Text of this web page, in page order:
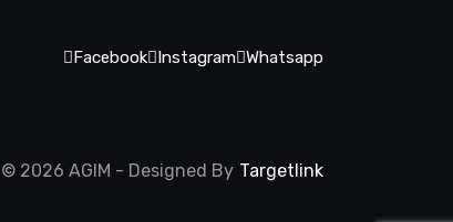
Facebook Instagram Whatsapp
© 2026 AGIM - Designed By Targetlink